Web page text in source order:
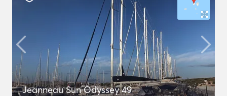
Jeanneau Sun Odyssey 49